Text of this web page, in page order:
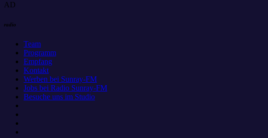
AD
radio
Team
Programm
Empfang
Kontakt
Werben bei Sunray-FM
Jobs bei Radio Sunray-FM
Besuche uns im Studio